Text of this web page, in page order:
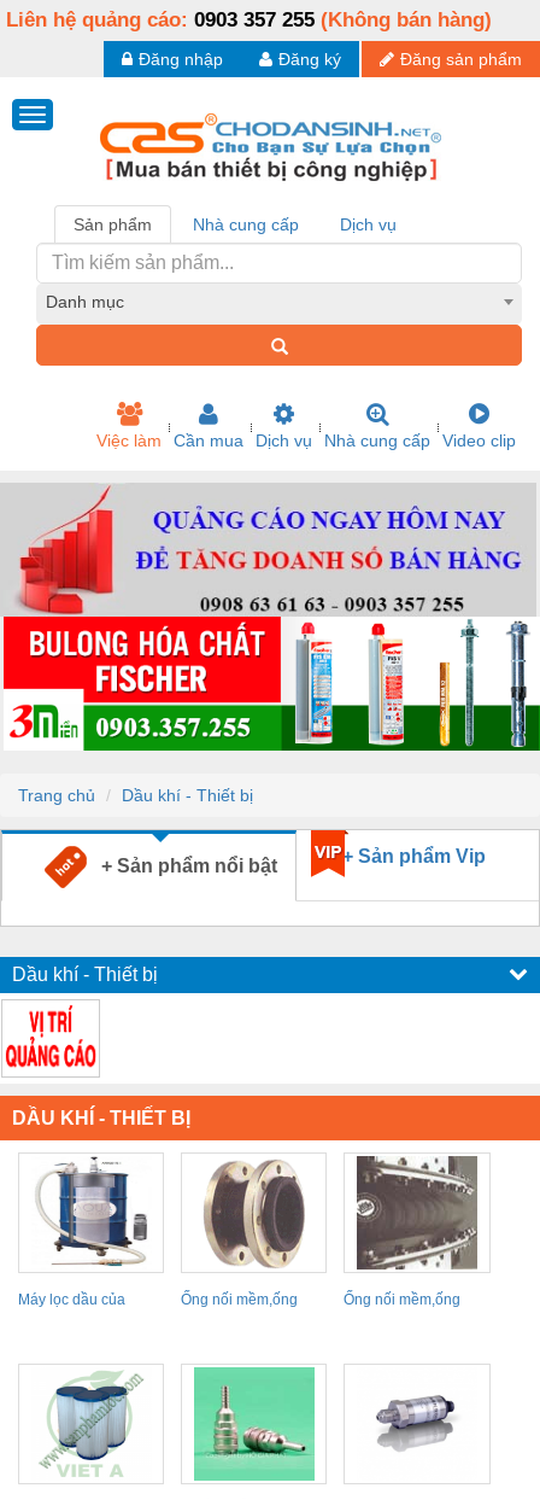
Liên hệ quảng cáo: 0903 357 255 (Không bán hàng)
Đăng sản phẩm
Đăng ký
Đăng nhập
Sản phẩm Nhà cung cấp Dịch vụ
Danh mục
Việc làm Cần mua Dịch vụ Nhà cung cấp Video clip
Trang chủ Dầu khí - Thiết bị
+ Sản phẩm nổi bật + Sản phẩm Vip
Dầu khí - Thiết bị
DẦU KHÍ - THIẾT BỊ
Máy lọc dầu của
Ống nối mềm,ống
Ống nối mềm,ống